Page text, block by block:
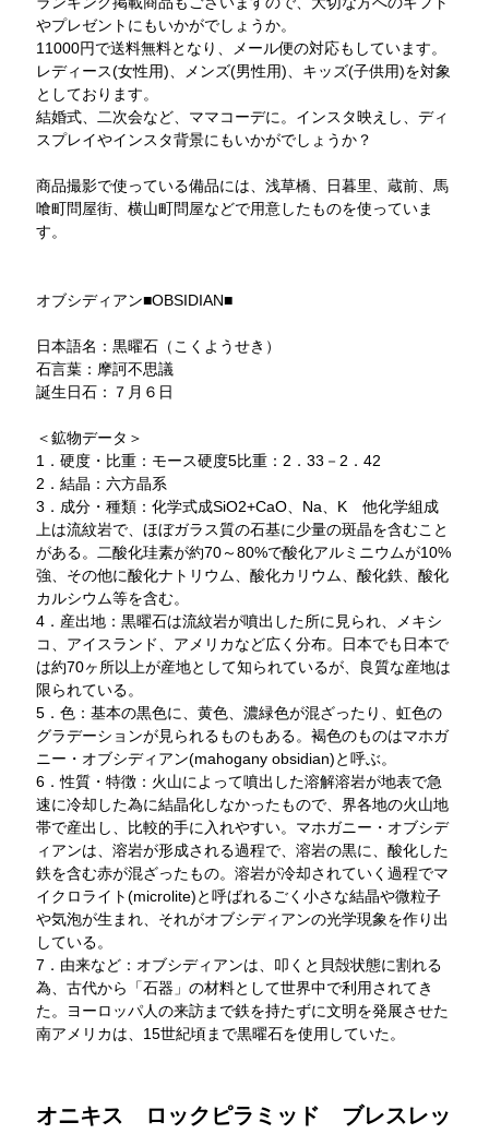
やプレゼントにもいかがでしょうか。
11000円で送料無料となり、メール便の対応もしています。
レディース(女性用)、メンズ(男性用)、キッズ(子供用)を対象
としております。
結婚式、二次会など、ママコーデに。インスタ映えし、ディ
スプレイやインスタ背景にもいかがでしょうか？
商品撮影で使っている備品には、浅草橋、日暮里、蔵前、馬
喰町問屋街、横山町問屋などで用意したものを使っていま
す。
オブシディアン■OBSIDIAN■
日本語名：黒曜石（こくようせき）
石言葉：摩訶不思議
誕生日石：７月６日
＜鉱物データ＞
1．硬度・比重：モース硬度5比重：2．33－2．42
2．結晶：六方晶系
3．成分・種類：化学式成SiO2+CaO、Na、K 他化学組成
上は流紋岩で、ほぼガラス質の石基に少量の斑晶を含むこと
がある。二酸化珪素が約70～80%で酸化アルミニウムが10%
強、その他に酸化ナトリウム、酸化カリウム、酸化鉄、酸化
カルシウム等を含む。
4．産出地：黒曜石は流紋岩が噴出した所に見られ、メキシ
コ、アイスランド、アメリカなど広く分布。日本でも日本で
は約70ヶ所以上が産地として知られているが、良質な産地は
限られている。
5．色：基本の黒色に、黄色、濃緑色が混ざったり、虹色の
グラデーションが見られるものもある。褐色のものはマホガ
ニー・オブシディアン(mahogany obsidian)と呼ぶ。
6．性質・特徴：火山によって噴出した溶解溶岩が地表で急
速に冷却した為に結晶化しなかったもので、界各地の火山地
帯で産出し、比較的手に入れやすい。マホガニー・オブシデ
ィアンは、溶岩が形成される過程で、溶岩の黒に、酸化した
鉄を含む赤が混ざったもの。溶岩が冷却されていく過程でマ
イクロライト(microlite)と呼ばれるごく小さな結晶や微粒子
や気泡が生まれ、それがオブシディアンの光学現象を作り出
している。
7．由来など：オブシディアンは、叩くと貝殻状態に割れる
為、古代から「石器」の材料として世界中で利用されてき
た。ヨーロッパ人の来訪まで鉄を持たずに文明を発展させた
南アメリカは、15世紀頃まで黒曜石を使用していた。
オニキス ロックピラミッド ブレスレッ